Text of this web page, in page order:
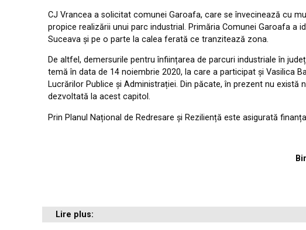
CJ Vrancea a solicitat comunei Garoafa, care se învecinează cu
propice realizării unui parc industrial. Primăria Comunei Garoafa a
Suceava și pe o parte la calea ferată ce tranzitează zona.
De altfel, demersurile pentru înființarea de parcuri industriale în
temă în data de 14 noiembrie 2020, la care a participat și Vasilica
Lucrărilor Publice și Administrației. Din păcate, în prezent nu
dezvoltată la acest capitol.
Prin Planul Național de Redresare și Reziliență este asigurată
Lire plus: